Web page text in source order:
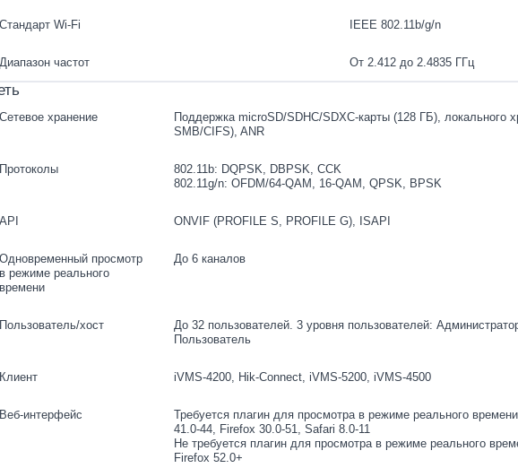
Wi-Fi IEEE 802.11b/g/n
частот От 2.412 до 2.4835 ГГц
хранение
Поддержка microSD/SDHC/SDXC-карты (128 ГБ), локального
SMB/CIFS), ANR
802.11b: DQPSK, DBPSK, CCK
802.11g/n: OFDM/64-QAM, 16-QAM, QPSK, BPSK
ONVIF (PROFILE S, PROFILE G), ISAPI
просмотр
режиме реального
До 6 каналов
хост
До 32 пользователей. 3 уровня пользователей:
Пользователь
iVMS-4200, Hik-Connect, iVMS-5200, iVMS-4500
интерфейс
Требуется плагин для просмотра в режиме реального
41.0-44, Firefox 30.0-51, Safari 8.0-11
Не требуется плагин для просмотра в режиме реального
Firefox 52.0+